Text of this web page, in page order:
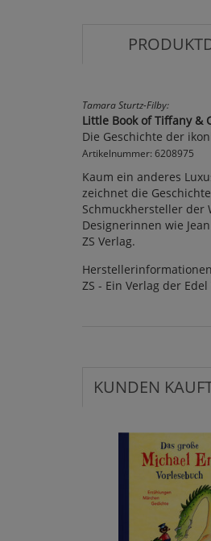
Tamara Sturtz-Filby:
Little Book of Tiffany &
Die Geschichte der
Artikelnummer: 6208975
Kaum ein anderes
zeichnet die
Schmuckhersteller der
Designerinnen wie
ZS Verlag.
ZS - Ein Verlag der
KUNDEN